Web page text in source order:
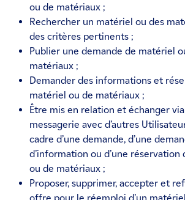
ou de matériaux ;
Rechercher un matériel ou des
des critères pertinents ;
Publier une demande de matériel
matériaux ;
Demander des informations et
matériel ou de matériaux ;
Être mis en relation et échanger
messagerie avec d’autres
cadre d’une demande, d’une
d’information ou d’une réservation
ou de matériaux ;
Proposer, supprimer, accepter et